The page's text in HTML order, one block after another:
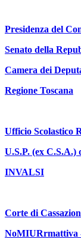
Presidenza del
Senato della
Camera dei
Regione Toscana
Ufficio Scolastico
U.S.P. (ex C.S.A.)
INVALSI
Corte di
NoMIURrmattiva